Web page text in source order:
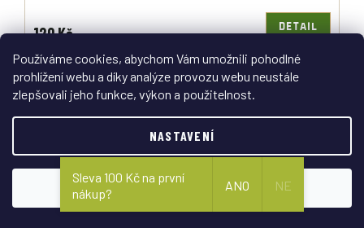
Používáme cookies, abychom Vám umožnili pohodlné
prohlížení webu a díky analýze provozu webu neustále
zlepšovali jeho funkce, výkon a použitelnost.
NASTAVENÍ
SOUHLASÍM
120 Kč DETAIL
Kapesní vystřelovací nůž s rukojetí imitace jelení kosti. Celková
délka otevřeného nože je 19,5 cm. S bočním vyhazováním čepele,
opatřený bezpečnostní pojistkou proti...
Sleva 100 Kč na první
nákup?
ANO NE